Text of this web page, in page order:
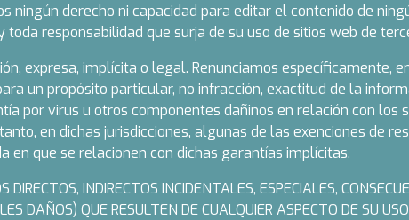
derecho ni capacidad para editar el contenido de
responsabilidad que surja de su uso de sitios web de
expresa, implícita o legal. Renunciamos específicamente,
un propósito particular, no infracción, exactitud de la
por virus u otros componentes dañinos en relación con los
en dichas jurisdicciones, algunas de las exenciones de
que se relacionen con dichas garantías implícitas.
INDIRECTOS INCIDENTALES, ESPECIALES,
DAÑOS) QUE RESULTEN DE CUALQUIER ASPECTO DE SU